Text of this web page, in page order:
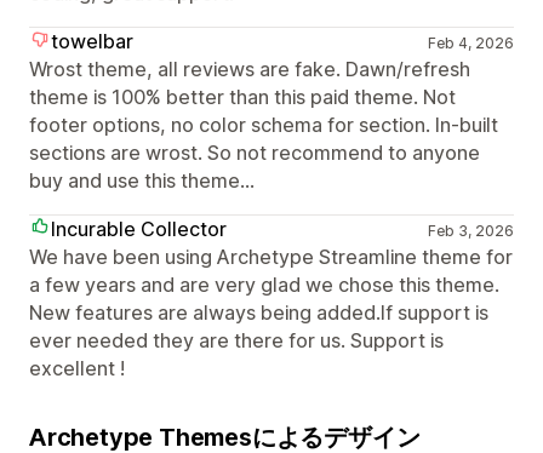
towelbar
Feb 4, 2026
Wrost theme, all reviews are fake. Dawn/refresh
theme is 100% better than this paid theme. Not
footer options, no color schema for section. In-built
sections are wrost. So not recommend to anyone
buy and use this theme...
Incurable Collector
Feb 3, 2026
We have been using Archetype Streamline theme for
a few years and are very glad we chose this theme.
New features are always being added.If support is
ever needed they are there for us. Support is
excellent !
Archetype Themesによるデザイン